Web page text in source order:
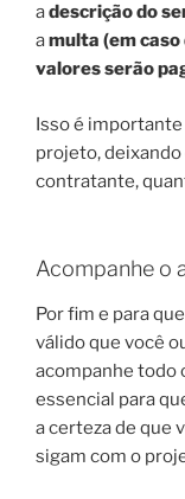
adescrição do
amulta (em
valores serão
Isso é
projeto,
contratante,
Acompanhe o
Por fim e para
válido que você
acompanhe todo
essencial para
a certeza de que
sigam com o